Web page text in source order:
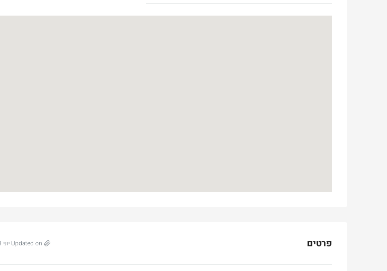
פרטים Updated on יוני 23, 2023 at 8:06 am